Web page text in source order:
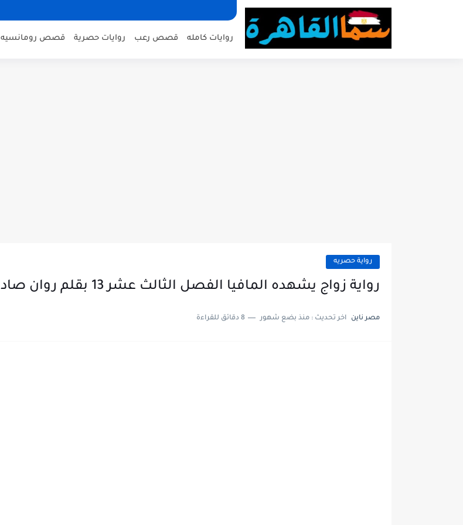
روايات كامله قصص رعب روايات حصرية قصص رومانسيه
رواية حصريه
رواية زواج يشهده المافيا الفصل الثالث عشر 13 بقلم روان صادق
مصر ناين اخر تحديث : منذ بضع شهور 8 دقائق للقراءة